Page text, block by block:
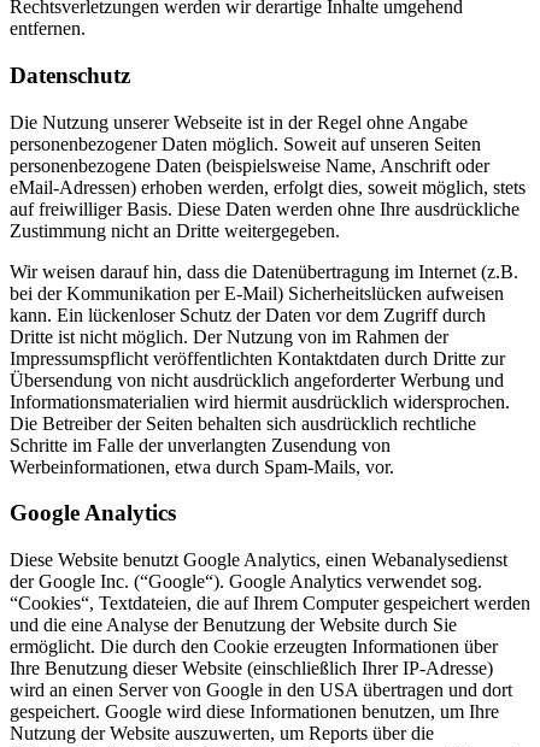
Rechtsverletzungen werden wir derartige Inhalte umgehend
entfernen.
Datenschutz
Die Nutzung unserer Webseite ist in der Regel ohne Angabe
personenbezogener Daten möglich. Soweit auf unseren Seiten
personenbezogene Daten (beispielsweise Name, Anschrift oder
eMail-Adressen) erhoben werden, erfolgt dies, soweit möglich, stets
auf freiwilliger Basis. Diese Daten werden ohne Ihre ausdrückliche
Zustimmung nicht an Dritte weitergegeben.
Wir weisen darauf hin, dass die Datenübertragung im Internet (z.B.
bei der Kommunikation per E-Mail) Sicherheitslücken aufweisen
kann. Ein lückenloser Schutz der Daten vor dem Zugriff durch
Dritte ist nicht möglich. Der Nutzung von im Rahmen der
Impressumspflicht veröffentlichten Kontaktdaten durch Dritte zur
Übersendung von nicht ausdrücklich angeforderter Werbung und
Informationsmaterialien wird hiermit ausdrücklich widersprochen.
Die Betreiber der Seiten behalten sich ausdrücklich rechtliche
Schritte im Falle der unverlangten Zusendung von
Werbeinformationen, etwa durch Spam-Mails, vor.
Google Analytics
Diese Website benutzt Google Analytics, einen Webanalysedienst
der Google Inc. (“Google“). Google Analytics verwendet sog.
“Cookies“, Textdateien, die auf Ihrem Computer gespeichert werden
und die eine Analyse der Benutzung der Website durch Sie
ermöglicht. Die durch den Cookie erzeugten Informationen über
Ihre Benutzung dieser Website (einschließlich Ihrer IP-Adresse)
wird an einen Server von Google in den USA übertragen und dort
gespeichert. Google wird diese Informationen benutzen, um Ihre
Nutzung der Website auszuwerten, um Reports über die